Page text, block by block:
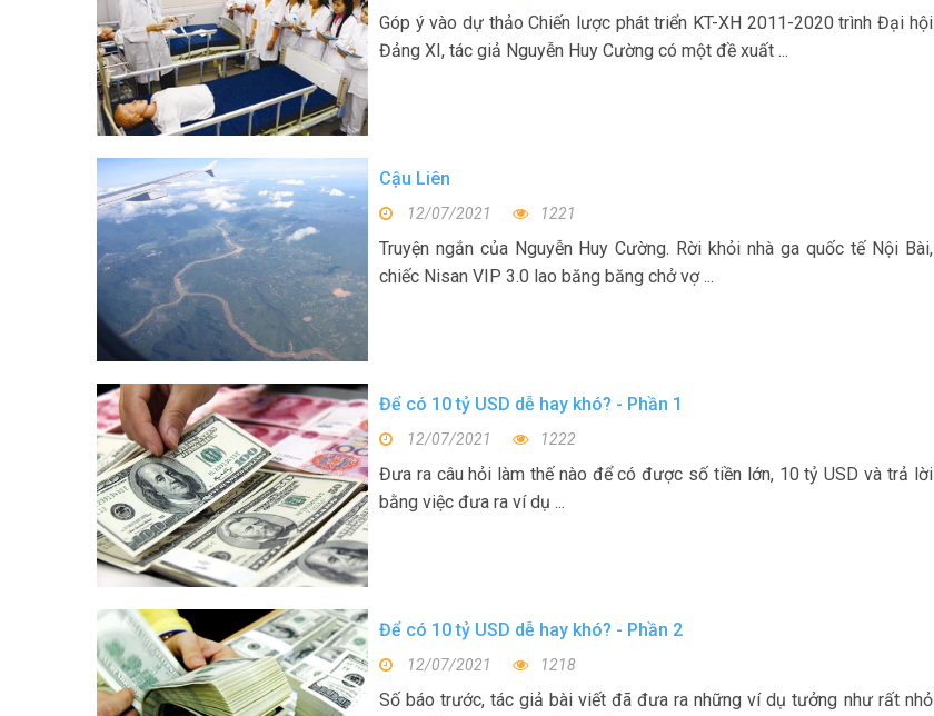
Góp ý vào dự thảo Chiến lược phát triển KT-XH 2011-2020 trình Đại hội
Đảng XI, tác giả Nguyễn Huy Cường có một đề xuất ...
Cậu Liên
12/07/2021 1221
Truyện ngắn của Nguyễn Huy Cường. Rời khỏi nhà ga quốc tế Nội Bài,
chiếc Nisan VIP 3.0 lao băng băng chở vợ ...
Để có 10 tỷ USD dễ hay khó? - Phần 1
12/07/2021 1222
Đưa ra câu hỏi làm thế nào để có được số tiền lớn, 10 tỷ USD và trả lời
bằng việc đưa ra ví dụ ...
Để có 10 tỷ USD dễ hay khó? - Phần 2
12/07/2021 1218
Số báo trước, tác giả bài viết đã đưa ra những ví dụ tưởng như rất nhỏ